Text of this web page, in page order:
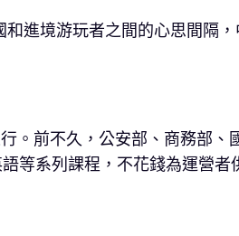
進境游玩者之間的心思間隔
。前不久，公安部、商務部
等系列課程，不花錢為運營者